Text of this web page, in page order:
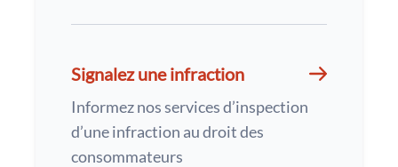
Signalez une infraction
Informez nos services d’inspection
d’une infraction au droit des
consommateurs